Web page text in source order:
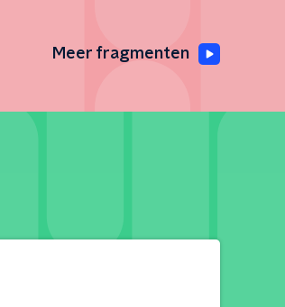
Meer fragmenten